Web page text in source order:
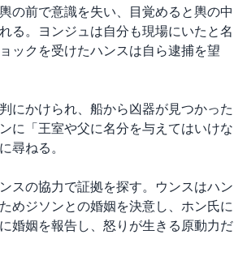
の前で意識を失い、目覚めると輿の中
る。ヨンジュは自分も現場にいたと名
ックを受けたハンスは自ら逮捕を望
にかけられ、船から凶器が見つかった
に「王室や父に名分を与えてはいけな
尋ねる。
スの協力で証拠を探す。ウンスはハン
めジソンとの婚姻を決意し、ホン氏に
婚姻を報告し、怒りが生きる原動力だ